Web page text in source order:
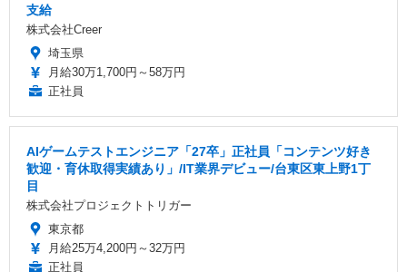
支給
株式会社Creer
埼玉県
月給30万1,700円～58万円
正社員
AIゲームテストエンジニア「27卒」正社員「コンテンツ好き
歓迎・育休取得実績あり」/IT業界デビュー/台東区東上野1丁
目
株式会社プロジェクトトリガー
東京都
月給25万4,200円～32万円
正社員